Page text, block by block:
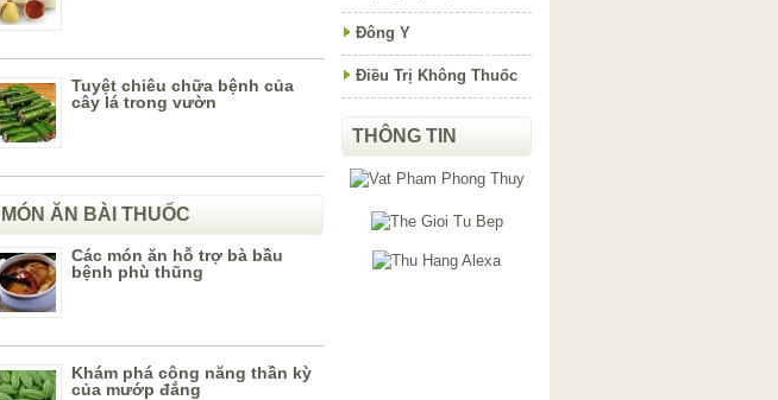
Tuyệt chiêu chữa bệnh của
cây lá trong vườn
MÓN ĂN BÀI THUỐC
Các món ăn hỗ trợ bà bầu
bệnh phù thũng
Khám phá công năng thần kỳ
của mướp đắng
Đông Y
Điều Trị Không Thuốc
THÔNG TIN